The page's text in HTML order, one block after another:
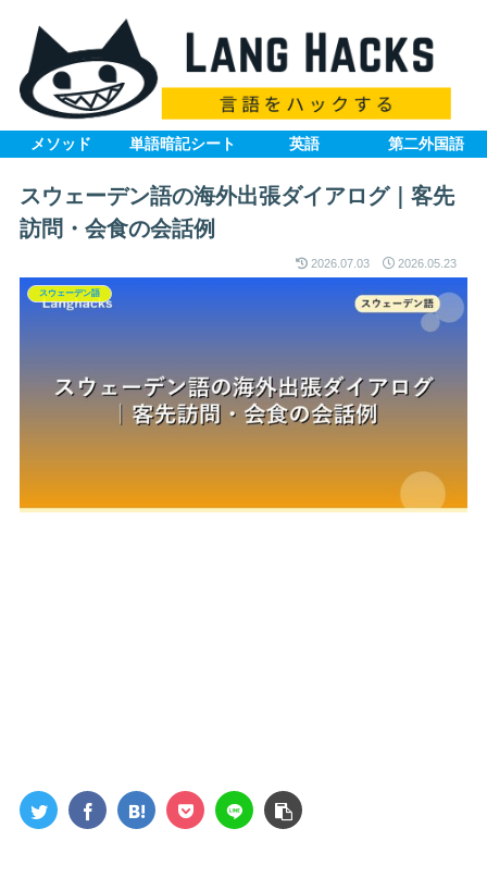
メソッド 単語暗記シート 英語 第二外国語
スウェーデン語の海外出張ダイアログ｜客先
訪問・会食の会話例
2026.07.03 2026.05.23
スウェーデン語